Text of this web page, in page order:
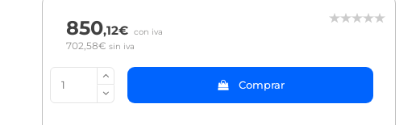
850,12€ con iva
702,58€ sin iva
Comprar